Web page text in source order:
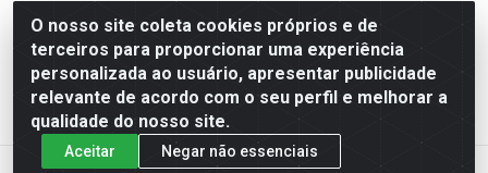
O nosso site coleta cookies próprios e de
terceiros para proporcionar uma experiência
personalizada ao usuário, apresentar publicidade
relevante de acordo com o seu perfil e melhorar a
qualidade do nosso site.
Aceitar Negar não essenciais
Atacadao da Limpeza F. Pereira Queiroz Comercio e
Distribuicao LTDA - Quadra Qi 10 Lotes 39 e, 41 - Setor
Industrial (Taguatinga), Brasília/DF - CEP 72.135-100 -
CNPJ 13.184.675/0001-80